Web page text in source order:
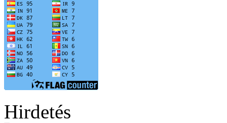
Hirdetés